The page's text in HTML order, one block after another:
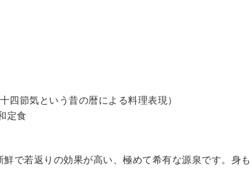
四節気という昔の暦による料理表現）
定食
で若返りの効果が高い、極めて希有な源泉です。身も